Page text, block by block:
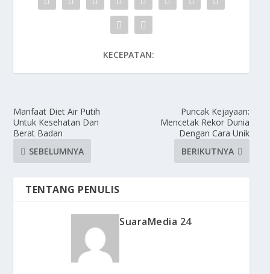
KECEPATAN:
Manfaat Diet Air Putih
Untuk Kesehatan Dan
Berat Badan
SEBELUMNYA
Puncak Kejayaan:
Mencetak Rekor Dunia
Dengan Cara Unik
BERIKUTNYA
TENTANG PENULIS
SuaraMedia 24